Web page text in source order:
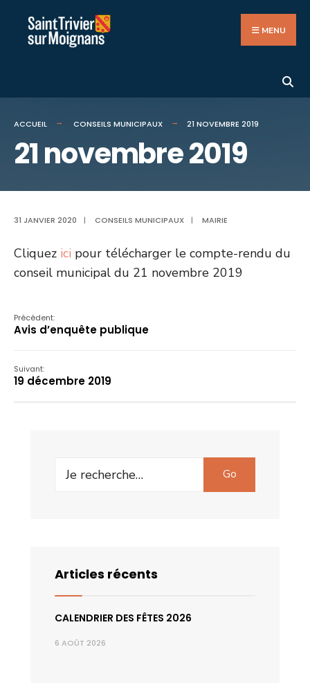
Aller
MENU
ACCUEIL CONSEILS MUNICIPAUX 21 NOVEMBRE 2019
21 novembre 2019
31 JANVIER 2020 | CONSEILS MUNICIPAUX | MAIRIE
Cliquez ici pour télécharger le compte-rendu du
conseil municipal du 21 novembre 2019
Précédent:
Avis d’enquête publique
Suivant:
19 décembre 2019
Search
Go
Articles récents
CALENDRIER DES FÊTES 2026
6 AOÛT 2026
for: